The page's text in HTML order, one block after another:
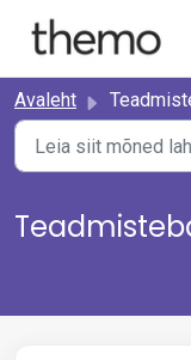
Avaleht